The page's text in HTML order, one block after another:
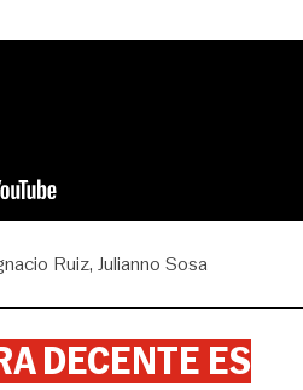
Ruiz Julianno Sosa
DECENTE ES